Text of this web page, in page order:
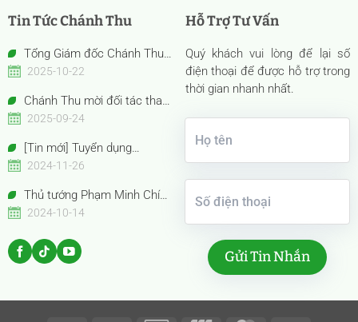
Tin Tức Chánh Thu
Tổng Giám đốc Chánh Thu
Bến Tre – Bà Nguyễn Thị Hồng
nhân Việt Nam tiêu biểu –
Bông Hồng Vàng năm 2025”
2025-10-22
Chánh Thu mời đối tác tham
quan gian hàng Anuga 2025
2025-09-24
[Tin mới] Tuyển dụng
Chuyên viên Thu mua
2024-11-26
Thủ tướng Phạm Minh Chính
cùng Thủ tướng Trung Quốc Lý
Trưng bày Sản phẩm trái cây
đặc sắc Việt Nam
2024-10-14
Hỗ Trợ Tư Vấn
Quý khách vui lòng để lại số
điện thoại để được hỗ trợ trong
thời gian nhanh nhất.